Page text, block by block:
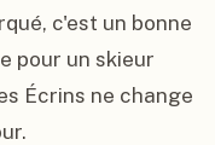
c'est un bonne
pour un skieur
Écrins ne change